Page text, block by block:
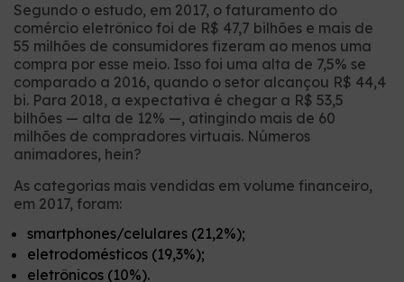
Segundo o estudo, em 2017, o faturamento do
comércio eletrônico foi de R$ 47,7 bilhões e mais de
55 milhões de consumidores fizeram ao menos uma
compra por esse meio. Isso foi uma alta de 7,5% se
comparado a 2016, quando o setor alcançou R$ 44,4
bi. Para 2018, a expectativa é chegar a R$ 53,5
bilhões — alta de 12% —, atingindo mais de 60
milhões de compradores virtuais. Números
animadores, hein?
As categorias mais vendidas em volume financeiro,
em 2017, foram:
smartphones/celulares (21,2%);
eletrodomésticos (19,3%);
eletrônicos (10%).